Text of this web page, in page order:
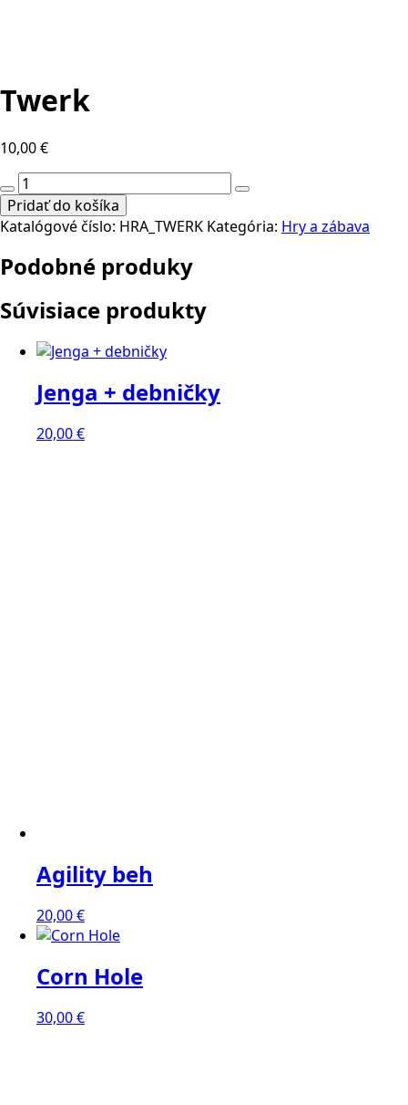
Twerk
10,00€
množstvo
Twerk
Pridať do košíka
Katalógové číslo: HRA_TWERK Kategória: Hry a zábava
Podobné produky
Súvisiace produkty
Jenga + debničky
20,00€
Agility beh
20,00€
Corn Hole
30,00€